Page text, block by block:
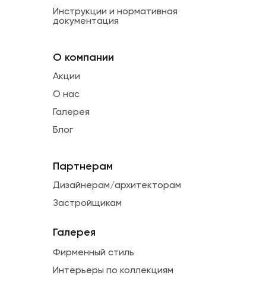
Инструкции и нормативная
документация
О компании
Акции
О нас
Галерея
Блог
Партнерам
Дизайнерам/архитекторам
Застройщикам
Галерея
Фирменный стиль
Интерьеры по коллекциям